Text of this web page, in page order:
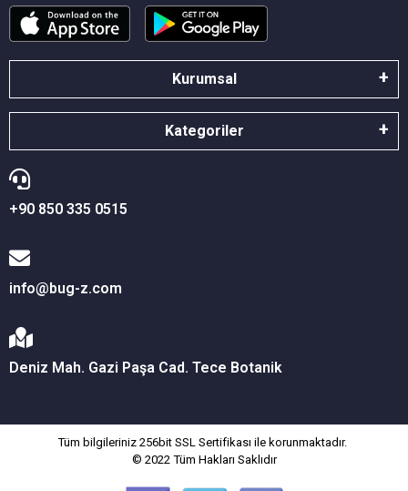
Kurumsal
Kategoriler
+90 850 335 0515
info@bug-z.com
Deniz Mah. Gazi Paşa Cad. Tece Botanik
Tüm bilgileriniz 256bit SSL Sertifikası ile korunmaktadır.
© 2022 Tüm Hakları Saklıdır